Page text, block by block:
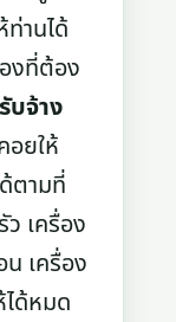
ท่านได้
งที่ต้อง
บจ้าง
อยให้
ตามที่
เครื่อง
เครื่อง
ได้หมด